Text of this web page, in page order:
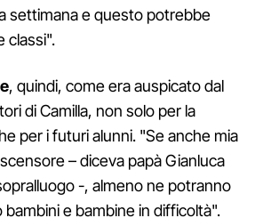
settimana e questo potrebbe
classi".
, quindi, come era auspicato dal
di Camilla, non solo per la
per i futuri alunni. "Se anche mia
– diceva papà Gianluca
-, almeno ne potranno
e bambine in difficoltà".